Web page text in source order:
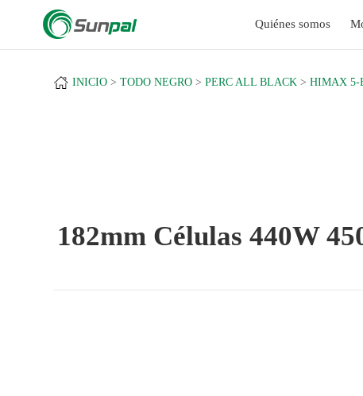
Quiénes somos
INICIO TODO NEGRO PERC ALL BLACK HIMAX 5-
182mm Células 440W